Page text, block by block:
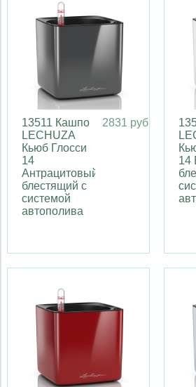
13511 Кашпо
LECHUZA
Кьюб Глосси
14
Антрацитовый
блестящий с
системой
автополива
2831 руб
14